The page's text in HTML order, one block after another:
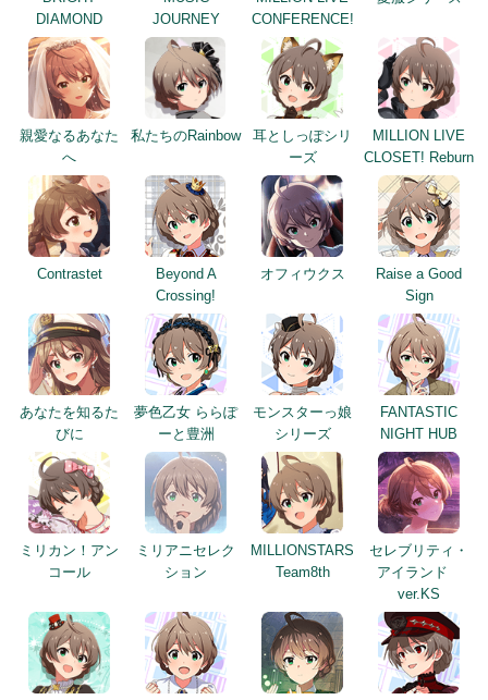
DIAMOND
JOURNEY
CONFERENCE!
親愛なるあなた
へ
私たちのRainbow
耳としっぽシリ
ーズ
MILLION LIVE
CLOSET! Reburn
Contrastet
Beyond A
Crossing!
オフィウクス
Raise a Good
Sign
あなたを知るた
びに
夢色乙女 ららぽ
ーと豊洲
モンスターっ娘
シリーズ
FANTASTIC
NIGHT HUB
ミリカン！アン
コール
ミリアニセレク
ション
MILLIONSTARS
Team8th
セレブリティ・
アイランド
ver.KS